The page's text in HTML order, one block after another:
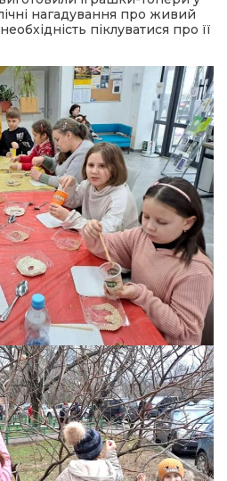
нагадування про живий
піклуватися про її